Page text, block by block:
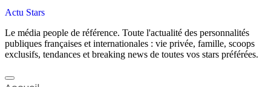
Actu Stars
Le média people de référence. Toute l'actualité des personnalités
publiques françaises et internationales : vie privée, famille, scoops
exclusifs, tendances et breaking news de toutes vos stars préférées.